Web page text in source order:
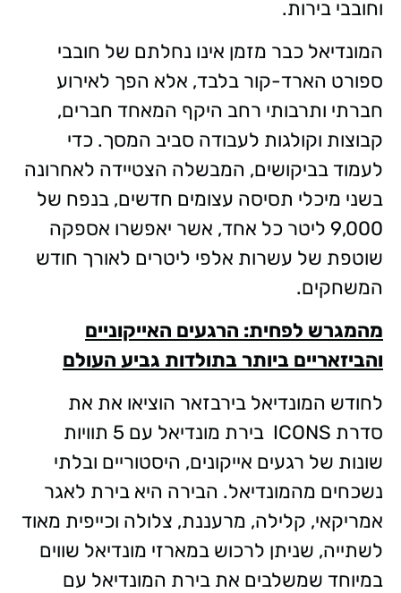
וחובבי בירות.
המונדיאל כבר מזמן אינו נחלתם של חובבי
ספורט הארד-קור בלבד, אלא הפך לאירוע
חברתי ותרבותי רחב היקף המאחד חברים,
קבוצות וקולגות לעבודה סביב המסך. כדי
לעמוד בביקושים, המבשלה הצטיידה לאחרונה
בשני מיכלי תסיסה עצומים חדשים, בנפח של
9,000 ליטר כל אחד, אשר יאפשרו אספקה
שוטפת של עשרות אלפי ליטרים לאורך חודש
המשחקים.
מהמגרש לפחית: הרגעים האייקוניים
והביזאריים ביותר בתולדות גביע העולם
לחודש המונדיאל בירבזאר הוציאו את את
סדרת ICONS בירת מונדיאל עם 5 תוויות
שונות של רגעים אייקונים, היסטוריים ובלתי
נשכחים מהמונדיאל. הבירה היא בירת לאגר
אמריקאי, קלילה, מרעננת, צלולה וכייפית מאוד
לשתייה, שניתן לרכוש במארזי מונדיאל שווים
במיוחד שמשלבים את בירת המונדיאל עם